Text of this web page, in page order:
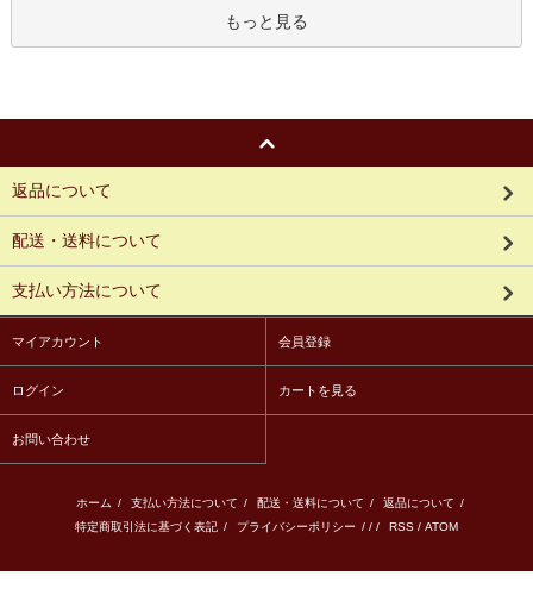
もっと見る
返品について
配送・送料について
支払い方法について
マイアカウント 会員登録
ログイン カートを見る
お問い合わせ
ホーム / 支払い方法について / 配送・送料について / 返品について /
特定商取引法に基づく表記 / プライバシーポリシー / / / RSS / ATOM